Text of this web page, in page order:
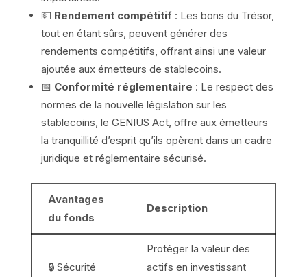
💵 Rendement compétitif: Les bons du Trésor,
tout en étant sûrs, peuvent générer des
rendements compétitifs, offrant ainsi une valeur
ajoutée aux émetteurs de stablecoins.
📅 Conformité réglementaire : Le respect des
normes de la nouvelle législation sur les
stablecoins, le GENIUS Act, offre aux émetteurs
la tranquillité d’esprit qu’ils opèrent dans un cadre
juridique et réglementaire sécurisé.
Avantages
du fonds
Description
🔒 Sécurité
Protéger la valeur des
actifs en investissant